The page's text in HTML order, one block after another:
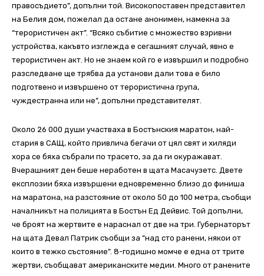
правосъдието”, допълни той. Високопоставен представител
на Белия дом, пожелал да остане анонимен, намекна за
“терористичен акт”. “Всяко събитие с множество взривни
устройства, какъвто изглежда е сегашният случай, явно е
терористичен акт. Но не знаем кой го е извършил и подробно
разследване ще трябва да установи дали това е било
подготвено и извършено от терористична група,
чуждестранна или не”, допълни представителят.
Около 26 000 души участваха в Бостънския маратон, най-
стария в САЩ, който привлича бегачи от цял свят и хиляди
хора се бяха събрали по трасето, за да ги окуражават.
Вчерашният ден беше неработен в щата Масачузетс. Двете
експлозии бяха извършени едновременно близо до финиша
на маратона, на разстояние от около 50 до 100 метра, съобщи
началникът на полицията в Бостън Ед Дейвис. Той допълни,
че броят на жертвите е нараснал от две на три. Губернаторът
на щата Девал Патрик съобщи за “над сто ранени, някои от
които в тежко състояние”. 8-годишно момче е една от трите
жертви, съобщават американските медии. Много от ранените